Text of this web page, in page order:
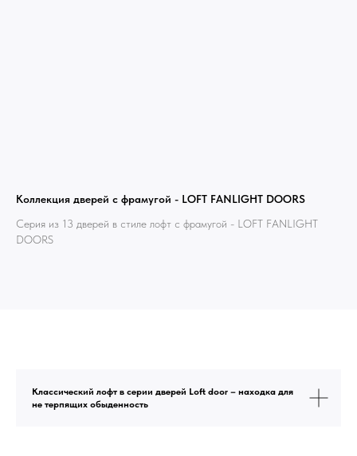
Коллекция дверей с фрамугой - LOFT FANLIGHT DOORS
Серия из 13 дверей в стиле лофт с фрамугой - LOFT FANLIGHT
DOORS
Классический лофт в серии дверей Loft door – находка для
не терпящих обыденность